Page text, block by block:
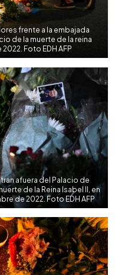
frente a la embajada
de la muerte de la reina
Foto EDH AFP
afuera del Palacio de
de la Reina Isabel II, en
de 2022. Foto EDH AFP